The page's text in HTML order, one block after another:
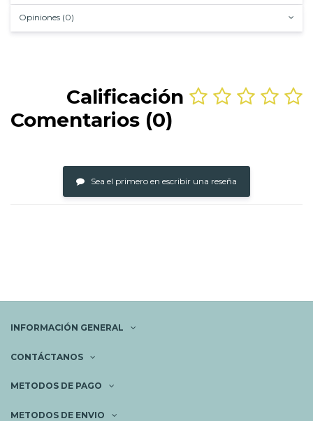
Opiniones (0)
Calificación
Comentarios (0)
Sea el primero en escribir una reseña
INFORMACIÓN GENERAL
CONTÁCTANOS
METODOS DE PAGO
METODOS DE ENVIO